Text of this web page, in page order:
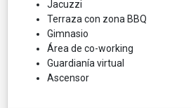
Jacuzzi
Terraza con zona BBQ
Gimnasio
Área de co-working
Guardianía virtual
Ascensor